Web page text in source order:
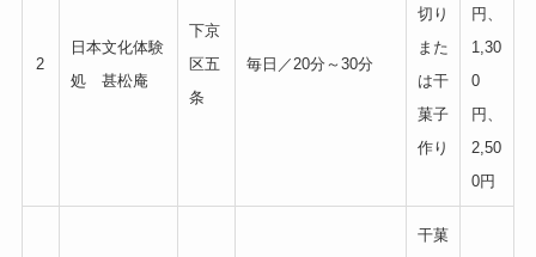
2
日本文化体験
処 甚松庵
下京
区五
条
毎日／20分～30分
切り
また
は干
菓子
作り
円、
1,30
0
円、
2,50
0円
干菓